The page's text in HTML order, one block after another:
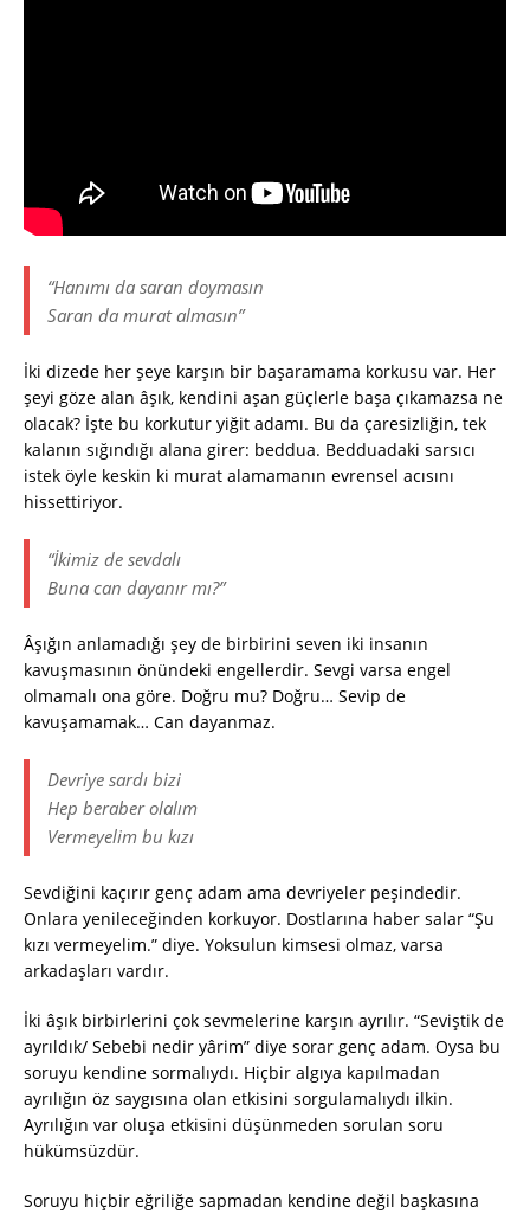
“Hanımı da saran doymasın
Saran da murat almasın”
İki dizede her şeye karşın bir başaramama korkusu var. Her
şeyi göze alan âşık, kendini aşan güçlerle başa çıkamazsa ne
olacak? İşte bu korkutur yiğit adamı. Bu da çaresizliğin, tek
kalanın sığındığı alana girer: beddua. Bedduadaki sarsıcı
istek öyle keskin ki murat alamamanın evrensel acısını
hissettiriyor.
“İkimiz de sevdalı
Buna can dayanır mı?”
Âşığın anlamadığı şey de birbirini seven iki insanın
kavuşmasının önündeki engellerdir. Sevgi varsa engel
olmamalı ona göre. Doğru mu? Doğru… Sevip de
kavuşamamak… Can dayanmaz.
Devriye sardı bizi
Hep beraber olalım
Vermeyelim bu kızı
Sevdiğini kaçırır genç adam ama devriyeler peşindedir.
Onlara yenileceğinden korkuyor. Dostlarına haber salar “Şu
kızı vermeyelim.” diye. Yoksulun kimsesi olmaz, varsa
arkadaşları vardır.
İki âşık birbirlerini çok sevmelerine karşın ayrılır. “Seviştik de
ayrıldık/ Sebebi nedir yârim” diye sorar genç adam. Oysa bu
soruyu kendine sormalıydı. Hiçbir algıya kapılmadan
ayrılığın öz saygısına olan etkisini sorgulamalıydı ilkin.
Ayrılığın var oluşa etkisini düşünmeden sorulan soru
hükümsüzdür.
Soruyu hiçbir eğriliğe sapmadan kendine değil başkasına